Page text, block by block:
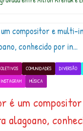
COMUNIDADES DIVERSÃO
INSTAGRAM MÚSICA
é um
alagoano,